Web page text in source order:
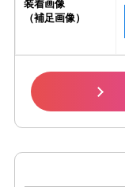
装着画像
（補足画像）